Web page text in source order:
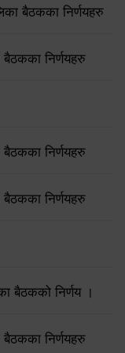
बैठकका निर्णयहरु
निर्णयहरु
निर्णयहरु
निर्णयहरु
बैठकको निर्णय ।
निर्णयहरु